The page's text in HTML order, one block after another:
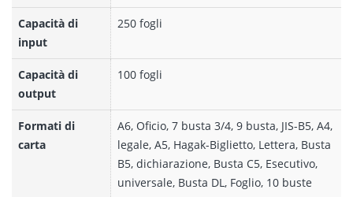
Capacità di
input
250 fogli
Capacità di
output
100 fogli
Formati di
carta
A6, Oficio, 7 busta 3/4, 9 busta, JIS-B5, A4,
legale, A5, Hagak-Biglietto, Lettera, Busta
B5, dichiarazione, Busta C5, Esecutivo,
universale, Busta DL, Foglio, 10 buste